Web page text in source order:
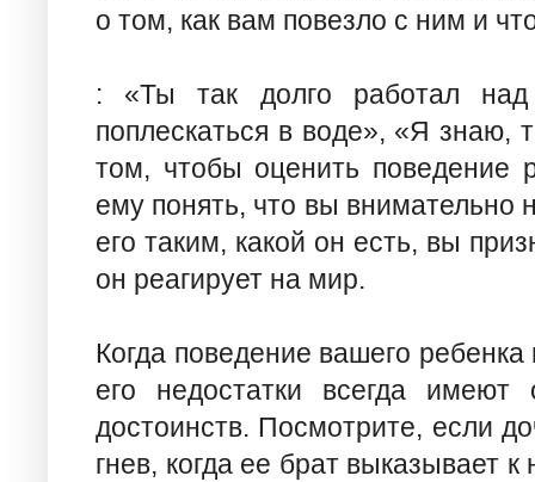
о том, как вам повезло с ним и
: «Ты так долго работал
поплескаться в воде», «Я знаю,
том, чтобы оценить поведение
ему понять, что вы внимательно
его таким, какой он есть, вы
он реагирует на мир.
Когда поведение вашего
его недостатки всегда
достоинств. Посмотрите, если
гнев, когда ее брат выказывает